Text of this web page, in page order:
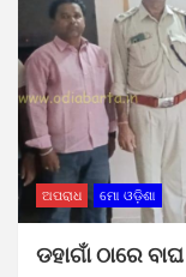
ଅପରାଧ ମୋ ଓଡ଼ିଶା
ଡହାଗାଁ ଠାରେ